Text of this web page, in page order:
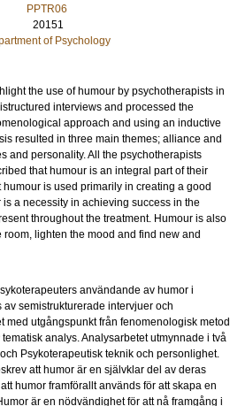
PPTR06
20151
of Psychology
the use of humour by psychotherapists in
interviews and processed the
approach and using an inductive
resulted in three main themes; alliance and
and personality. All the psychotherapists
that humour is an integral part of their
is used primarily in creating a good
a necessity in achieving success in the
throughout the treatment. Humour is also
lighten the mood and find new and
användande av humor i
semistrukturerade intervjuer och
med utgångspunkt från fenomenologisk metod
analys. Analysarbetet utmynnade i två
Psykoterapeutisk teknik och personlighet.
att humor är en självklar del av deras
humor framförallt används för att skapa en
är en nödvändighet för att nå framgång i